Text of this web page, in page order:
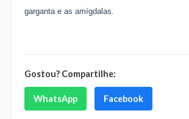
garganta e as amígdalas.
Gostou? Compartilhe:
WhatsApp Facebook